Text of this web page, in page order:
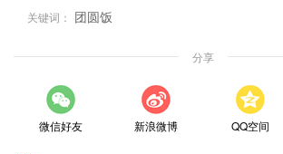
关键词： 团圆饭
分享
微信好友 新浪微博 QQ空间